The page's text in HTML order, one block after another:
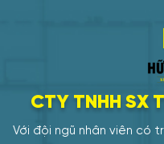
CTY TNHH SX
Với đội ngũ nhân viên có